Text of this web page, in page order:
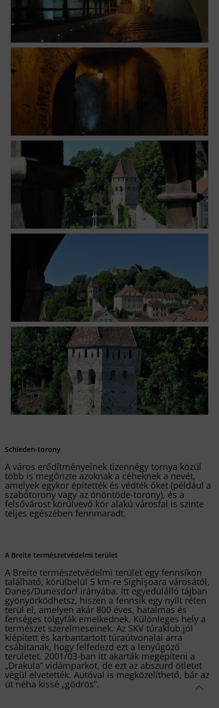
Schieden-torony
A város erődítményeinek tizennégy tornya közül
több is megőrizte azoknak a céheknek a nevét,
amelyek egykor építették és védték őket (például a
szabótorony vagy az ónöntöde-torony), és a
felsővárost körülvevő kör alakú városfal is szinte
teljes egészében fennmaradt.
A Breite természetvédelmi terület
A Breite természetvédelmi terület egy fennsíkon
található, körülbelül 5 km-re Sighişoara városától,
Daneș/Dunesdorf irányába. Itt egyedülálló tájban
gyönyörködhetsz, hiszen a fennsík egy nyílt réten
terül el, amelyen akár 800 éves, hatalmas és
fenséges tölgyfák emelkednek. Különleges hely a
természet szerelmeseinek. Az SKV túraklub jól
kiépített és karbantartott túraútvonalai arra
csábítanak, hogy felfedezd ezt a lenyűgöző
területet. 2001/03-ban itt akarták megépíteni a
„Drakula” vidámparkot, de ezt az abszurd ötletet
végül elvetették. Autóval is megközelíthető, bár az
út néha kissé „gödrös”.